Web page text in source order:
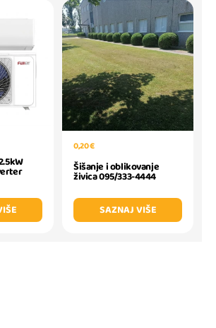
0,20 €
Šišanje i oblikovanje
živica 095/333-4444
SAZNAJ VIŠE